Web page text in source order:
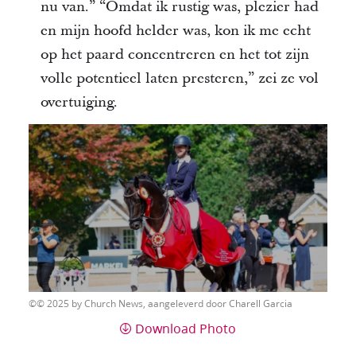
nu van.” “Omdat ik rustig was, plezier had
en mijn hoofd helder was, kon ik me echt
op het paard concentreren en het tot zijn
volle potentieel laten presteren,” zei ze vol
overtuiging.
© 2025 by Church News, aangeleverd door Charell Garcia
Download Photo